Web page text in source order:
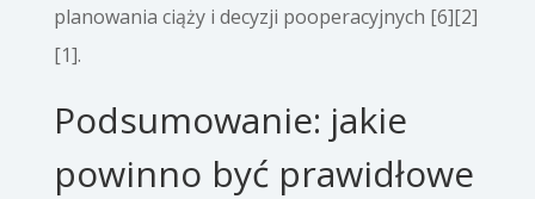
planowania ciąży i decyzji pooperacyjnych [6][2]
[1].
Podsumowanie: jakie
powinno być prawidłowe